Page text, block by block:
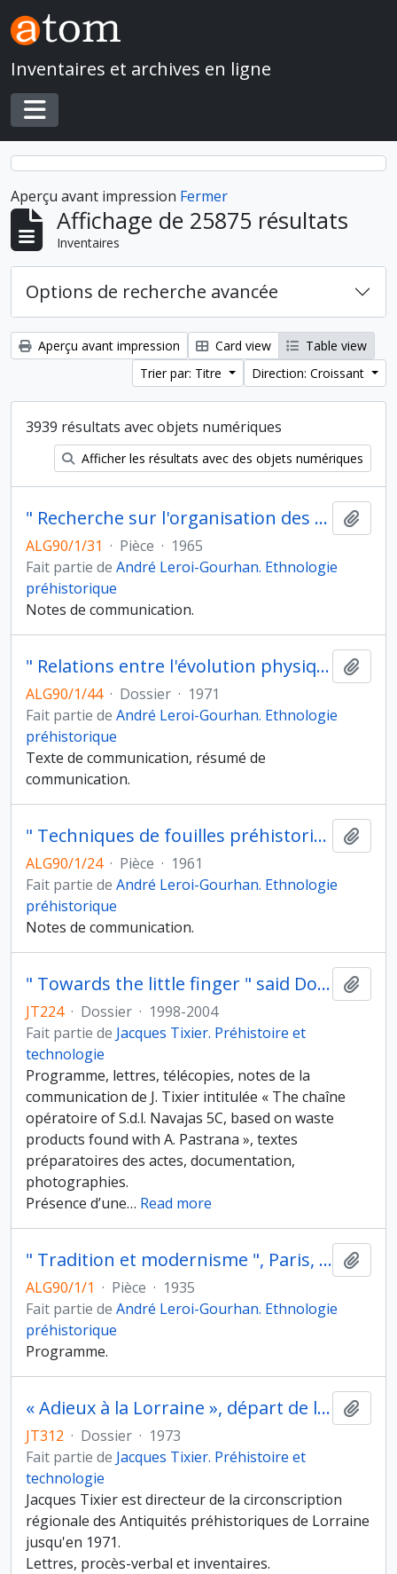
Skip to main content
Inventaires et archives en ligne
Toggle navigation
Aperçu avant impression Fermer
Affichage de 25875 résultats
Inventaires
Options de recherche avancée
Aperçu avant impression Card view
Table view
Trier par: Titre
Direction: Croissant
3939 résultats avec objets numériques
Afficher les résultats avec des objets numériques
" Recherche sur l'organisation des sociétés préhistoriques ", Genève, 1965
ALG90/1/31 · Pièce · 1965
Fait partie de André Leroi-Gourhan. Ethnologie
préhistorique
Notes de communication.
" Relations entre l'évolution physique et l'évolution culturelle de l'homme ", Genève, 1971
ALG90/1/44 · Dossier · 1971
Fait partie de André Leroi-Gourhan. Ethnologie
préhistorique
Texte de communication, résumé de
communication.
" Techniques de fouilles préhistoriques ", Athènes, 1961
ALG90/1/24 · Pièce · 1961
Fait partie de André Leroi-Gourhan. Ethnologie
préhistorique
Notes de communication.
" Towards the little finger " said Don E. Crabtree, Meso American Pressure Blade Conference, Pennsylvania State University (USA), 22-28 mai 2000
JT224 · Dossier · 1998-2004
Fait partie de Jacques Tixier. Préhistoire et
technologie
Programme, lettres, télécopies, notes de la
communication de J. Tixier intitulée « The chaîne
opératoire of S.d.l. Navajas 5C, based on waste
products found with A. Pastrana », textes
préparatoires des actes, documentation,
photographies.
Présence d’une… Read more
" Tradition et modernisme ", Paris, Musée d'ethnographie, 1935
ALG90/1/1 · Pièce · 1935
Fait partie de André Leroi-Gourhan. Ethnologie
préhistorique
Programme.
« Adieux à la Lorraine », départ de la direction de la Circonscription des Antiquités préhistoriques de Lorraine (8ème circonscription)
JT312 · Dossier · 1973
Fait partie de Jacques Tixier. Préhistoire et
technologie
Jacques Tixier est directeur de la circonscription
régionale des Antiquités préhistoriques de Lorraine
jusqu'en 1971.
Lettres, procès-verbal et inventaires.